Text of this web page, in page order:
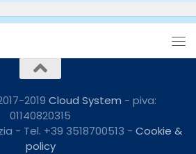
2019 Cloud System - piva:
01140820315
- Tel. +39 3518700513 - Cookie &
policy